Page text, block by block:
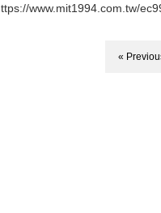
www.mit1994.com.tw/
«